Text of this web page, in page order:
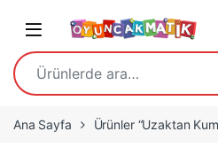
Open
Ara:
Ana Sayfa Ürünler “Uzaktan